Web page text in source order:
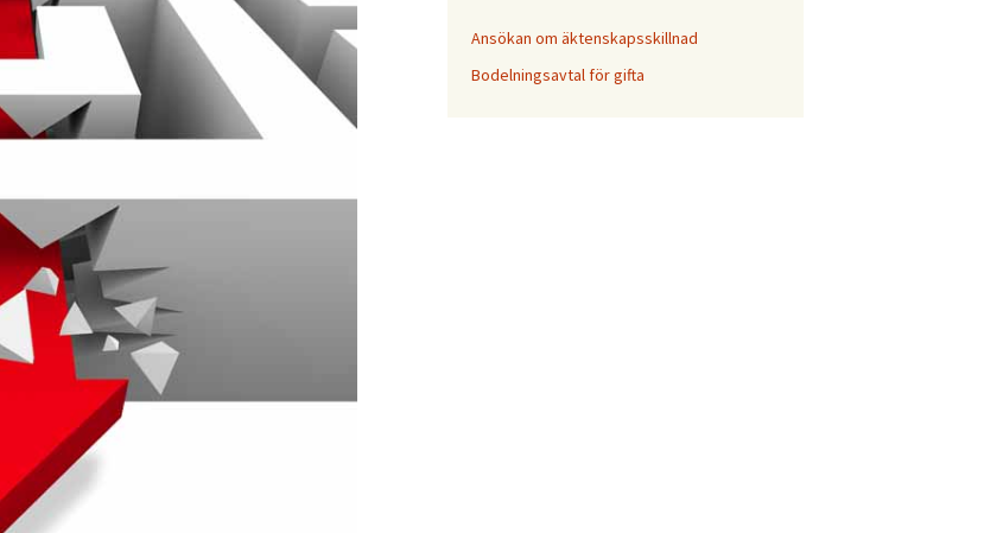
Ansökan om äktenskapsskillnad
Bodelningsavtal för gifta